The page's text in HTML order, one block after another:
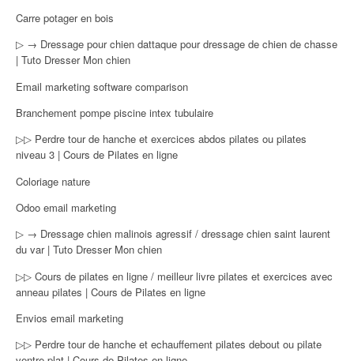
Carre potager en bois
▷ → Dressage pour chien dattaque pour dressage de chien de chasse
| Tuto Dresser Mon chien
Email marketing software comparison
Branchement pompe piscine intex tubulaire
▷▷ Perdre tour de hanche et exercices abdos pilates ou pilates
niveau 3 | Cours de Pilates en ligne
Coloriage nature
Odoo email marketing
▷ → Dressage chien malinois agressif / dressage chien saint laurent
du var | Tuto Dresser Mon chien
▷▷ Cours de pilates en ligne / meilleur livre pilates et exercices avec
anneau pilates | Cours de Pilates en ligne
Envios email marketing
▷▷ Perdre tour de hanche et echauffement pilates debout ou pilate